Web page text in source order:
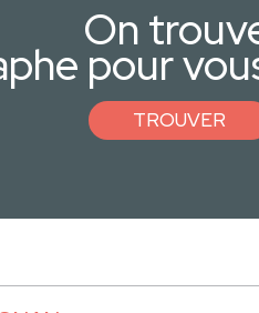
On
pour
TROUVER